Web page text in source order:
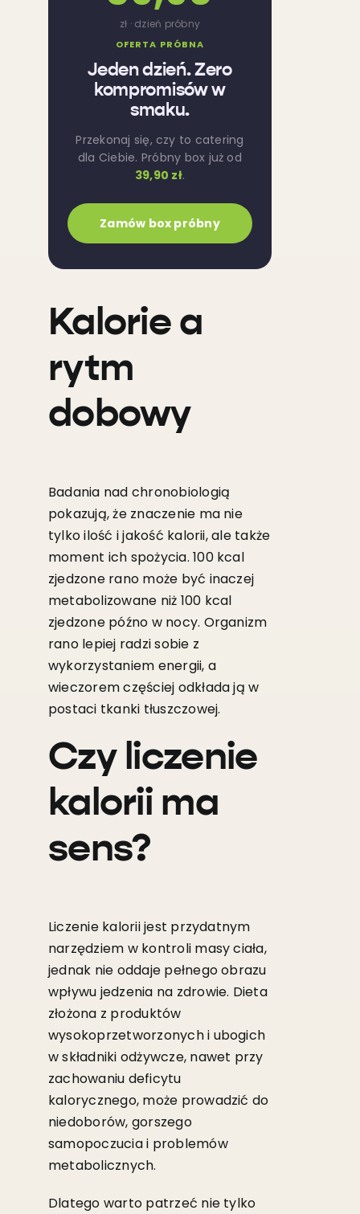
OFERTA PRÓBNA
Jeden dzień. Zero
kompromisów w
smaku.
Przekonaj się, czy to catering
dla Ciebie. Próbny box już od
39,90 zł.
Zamów box próbny
zł · dzień próbny
Kalorie a
rytm
dobowy
Badania nad chronobiologią
pokazują, że znaczenie ma nie
tylko ilość i jakość kalorii, ale także
moment ich spożycia. 100 kcal
zjedzone rano może być inaczej
metabolizowane niż 100 kcal
zjedzone późno w nocy. Organizm
rano lepiej radzi sobie z
wykorzystaniem energii, a
wieczorem częściej odkłada ją w
postaci tkanki tłuszczowej.
Czy liczenie
kalorii ma
sens?
Liczenie kalorii jest przydatnym
narzędziem w kontroli masy ciała,
jednak nie oddaje pełnego obrazu
wpływu jedzenia na zdrowie. Dieta
złożona z produktów
wysokoprzetworzonych i ubogich
w składniki odżywcze, nawet przy
zachowaniu deficytu
kalorycznego, może prowadzić do
niedoborów, gorszego
samopoczucia i problemów
metabolicznych.
Dlatego warto patrzeć nie tylko